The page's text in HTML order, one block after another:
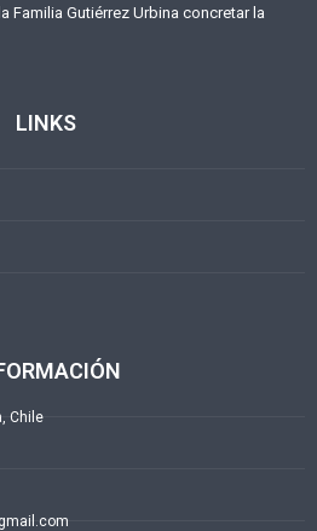
Familia Gutiérrez Urbina concretar la
LINKS
Chile